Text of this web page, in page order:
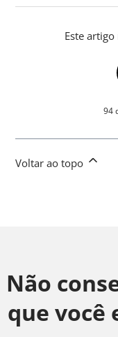
Este
94
Voltar ao topo
Não
que você